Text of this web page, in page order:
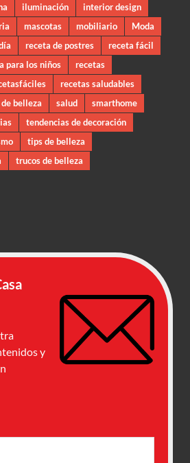
iluminación
interior design
mascotas mobiliario
Moda
receta de postres
receta fácil
para los niños
recetas
recetas saludables
belleza salud
smarthome
tendencias de decoración
tips de belleza
trucos de belleza
y